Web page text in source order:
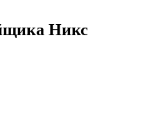
Никс